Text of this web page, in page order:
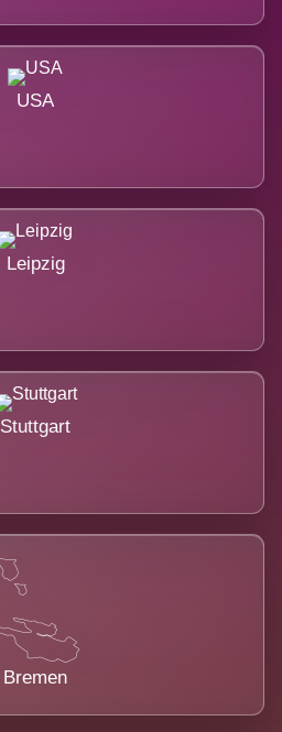
USA
Leipzig
Stuttgart
Bremen